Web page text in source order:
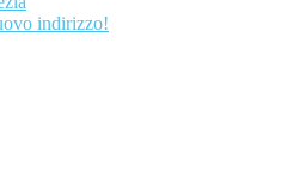
indirizzo!